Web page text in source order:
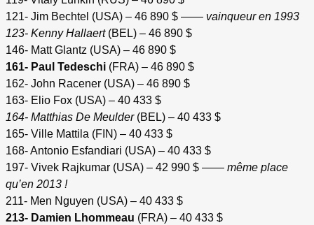
121- Jim Bechtel (USA) – 46 890 $ —— vainqueur en 1993
123- Kenny Hallaert(BEL) – 46 890 $
146- Matt Glantz (USA) – 46 890 $
161- Paul Tedeschi (FRA) – 46 890 $
162- John Racener (USA) – 46 890 $
163- Elio Fox (USA) – 40 433 $
164- Matthias De Meulder(BEL) – 40 433 $
165- Ville Mattila (FIN) – 40 433 $
168- Antonio Esfandiari (USA) – 40 433 $
197- Vivek Rajkumar (USA) – 42 990 $ —— même place
qu’en 2013 !
211- Men Nguyen (USA) – 40 433 $
213- Damien Lhommeau (FRA) – 40 433 $